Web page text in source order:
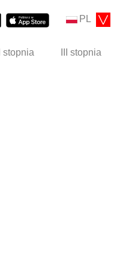
PL
II stopnia III stopnia